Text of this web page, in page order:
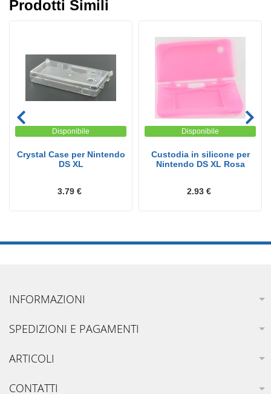
Prodotti Simili
Disponibile
Crystal Case per Nintendo
DS XL
3.79 €
Disponibile
Custodia in silicone per
Nintendo DS XL Rosa
2.93 €
INFORMAZIONI
SPEDIZIONI E PAGAMENTI
ARTICOLI
CONTATTI